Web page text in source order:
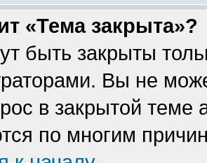
«Тема закрыта»?
быть закрыты
Вы не
в закрытой теме
по многим